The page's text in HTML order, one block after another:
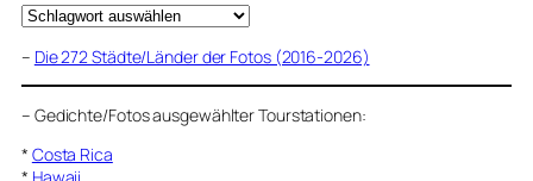
– Die 272 Städte/Länder der Fotos (2016-2026)
– Gedichte/Fotos ausgewählter Tourstationen:
* Costa Rica
* Hawaii